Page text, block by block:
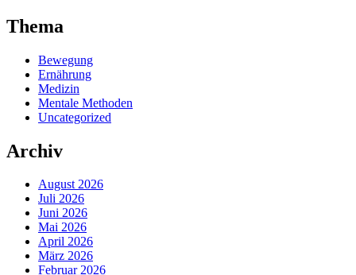
Thema
Bewegung
Ernährung
Medizin
Mentale Methoden
Uncategorized
Archiv
August 2026
Juli 2026
Juni 2026
Mai 2026
April 2026
März 2026
Februar 2026